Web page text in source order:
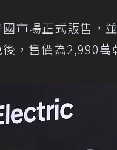
市場正式販售
，售價為2,990萬